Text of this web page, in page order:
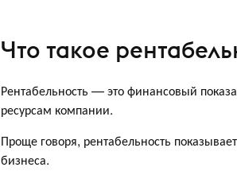
Что такое
Рентабельность — это финансовый
ресурсам компании.
Проще говоря, рентабельность
бизнеса.